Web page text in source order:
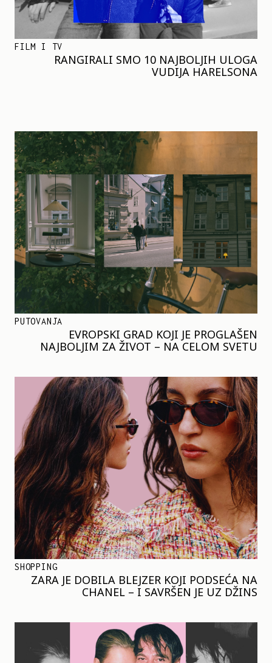
FILM I TV
RANGIRALI SMO 10 NAJBOLJIH ULOGA
VUDIJA HARELSONA
PUTOVANJA
EVROPSKI GRAD KOJI JE PROGLAŠEN
NAJBOLJIM ZA ŽIVOT – NA CELOM SVETU
SHOPPING
ZARA JE DOBILA BLEJZER KOJI PODSEĆA NA
CHANEL – I SAVRŠEN JE UZ DŽINS